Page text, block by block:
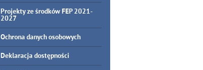
Projekty ze środków FEP 2021-
2027
Ochrona danych osobowych
Deklaracja dostępności